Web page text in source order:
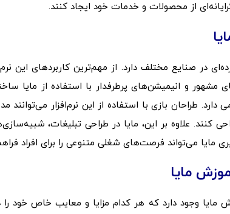
از محصولات و خدمات خود ایجاد کنند.
در صنایع مختلف دارد. از مهم‌ترین کاربردهای این
مشهور و انیمیشن‌های پرطرفدار با استفاده از مایا
طراحان بازی با استفاده از این نرم‌افزار
کنند. علاوه بر این، مایا در طراحی تبلیغات،
مایا می‌تواند فرصت‌های شغلی متنوعی را برای افراد
مایا
مایا وجود دارد که هر کدام مزایا و معایب خاص خود